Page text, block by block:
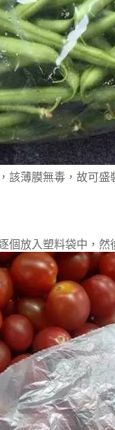
該薄膜無毒，故可
個放入塑料袋中，然